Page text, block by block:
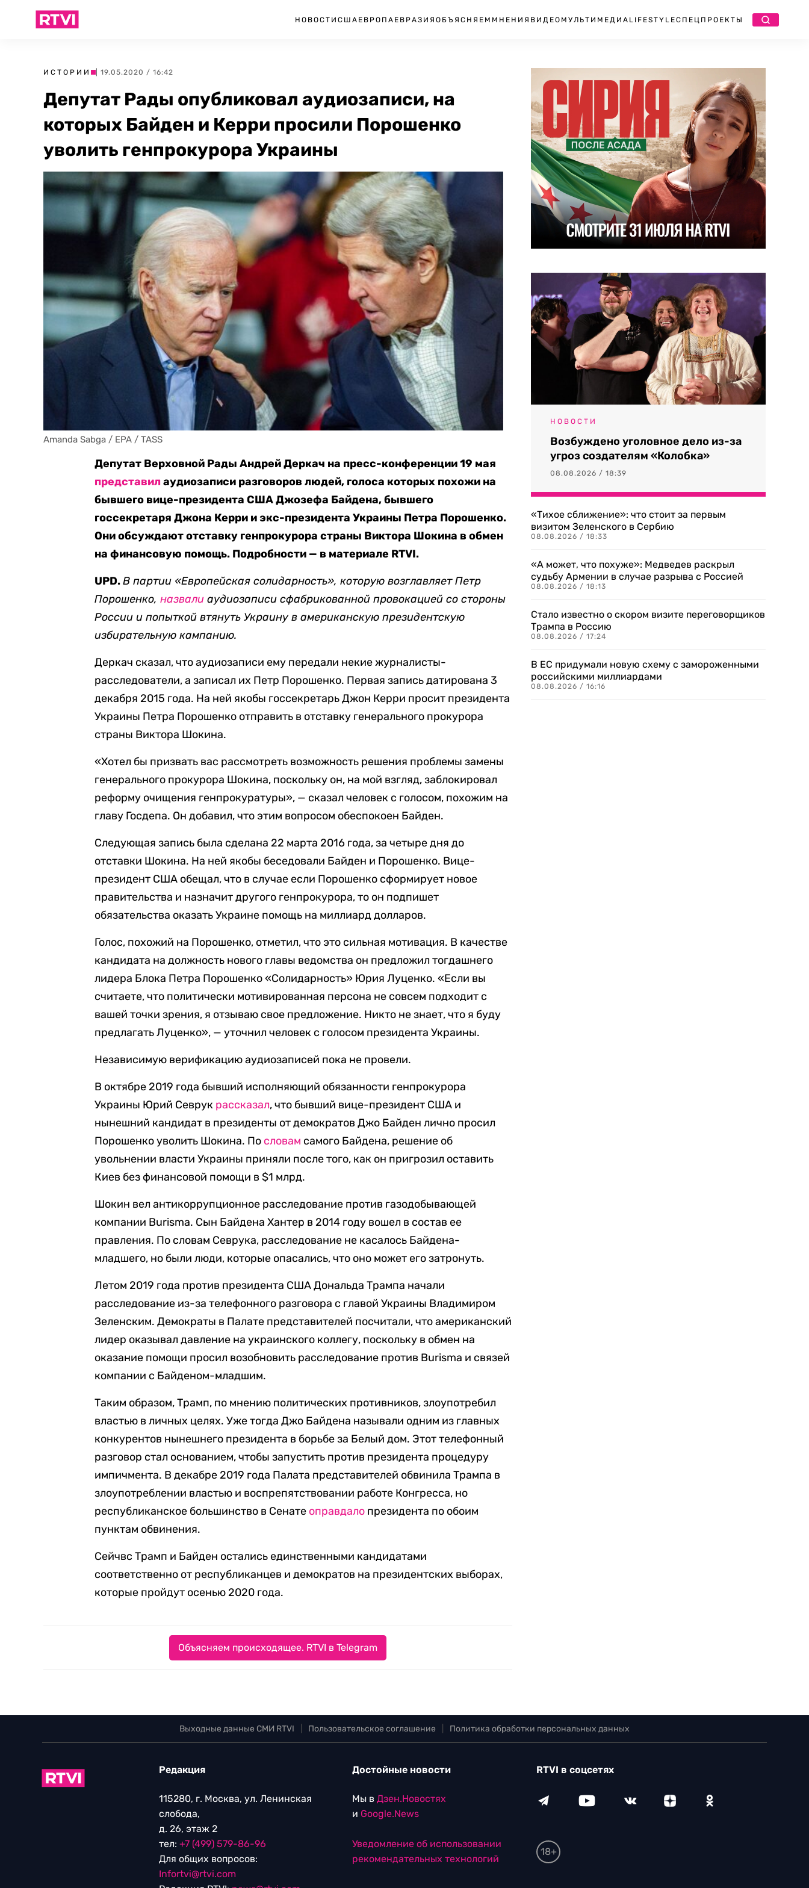
НОВОСТИ США ЕВРОПА ЕВРАЗИЯ ОБЪЯСНЯЕМ МНЕНИЯ ВИДЕО МУЛЬТИМЕДИА LIFESTYLEСПЕЦПРОЕКТЫ
ИСТОРИИ | 19.05.2020 / 16:42
Депутат Рады опубликовал аудиозаписи, на
которых Байден и Керри просили Порошенко
уволить генпрокурора Украины
Amanda Sabga / EPA / TASS
Депутат Верховной Рады Андрей Деркач на пресс-конференции 19 мая
представилаудиозаписи разговоров людей, голоса которых похожи на
бывшего вице-президента США Джозефа Байдена, бывшего
госсекретаря Джона Керри и экс-президента Украины Петра Порошенко.
Они обсуждают отставку генпрокурора страны Виктора Шокина в обмен
на финансовую помощь. Подробности — в материале RTVI.
UPD. В партии «Европейская солидарность», которую возглавляет Петр
Порошенко,назвали аудиозаписи сфабрикованной провокацией со стороны
России и попыткой втянуть Украину в американскую президентскую
избирательную кампанию.
Деркач сказал, что аудиозаписи ему передали некие журналисты-
расследователи, а записал их Петр Порошенко. Первая запись датирована 3
декабря 2015 года. На ней якобы госсекретарь Джон Керри просит президента
Украины Петра Порошенко отправить в отставку генерального прокурора
страны Виктора Шокина.
«Хотел бы призвать вас рассмотреть возможность решения проблемы замены
генерального прокурора Шокина, поскольку он, на мой взгляд, заблокировал
реформу очищения генпрокуратуры», — сказал человек с голосом, похожим на
главу Госдепа. Он добавил, что этим вопросом обеспокоен Байден.
Следующая запись была сделана 22 марта 2016 года, за четыре дня до
отставки Шокина. На ней якобы беседовали Байден и Порошенко. Вице-
президент США обещал, что в случае если Порошенко сформирует новое
правительства и назначит другого генпрокурора, то он подпишет
обязательства оказать Украине помощь на миллиард долларов.
Голос, похожий на Порошенко, отметил, что это сильная мотивация. В качестве
кандидата на должность нового главы ведомства он предложил тогдашнего
лидера Блока Петра Порошенко «Солидарность» Юрия Луценко. «Если вы
считаете, что политически мотивированная персона не совсем подходит с
вашей точки зрения, я отзываю свое предложение. Никто не знает, что я буду
предлагать Луценко», — уточнил человек с голосом президента Украины.
Независимую верификацию аудиозаписей пока не провели.
В октябре 2019 года бывший исполняющий обязанности генпрокурора
Украины Юрий Севрук рассказал, что бывший вице-президент США и
нынешний кандидат в президенты от демократов Джо Байден лично просил
Порошенко уволить Шокина. По словам самого Байдена, решение об
увольнении власти Украины приняли после того, как он пригрозил оставить
Киев без финансовой помощи в $1 млрд.
Шокин вел антикоррупционное расследование против газодобывающей
компании Burisma. Сын Байдена Хантер в 2014 году вошел в состав ее
правления. По словам Севрука, расследование не касалось Байдена-
младшего, но были люди, которые опасались, что оно может его затронуть.
Летом 2019 года против президента США Дональда Трампа начали
расследование из-за телефонного разговора с главой Украины Владимиром
Зеленским. Демократы в Палате представителей посчитали, что американский
лидер оказывал давление на украинского коллегу, поскольку в обмен на
оказание помощи просил возобновить расследование против Burisma и связей
компании с Байденом-младшим.
Таким образом, Трамп, по мнению политических противников, злоупотребил
властью в личных целях. Уже тогда Джо Байдена называли одним из главных
конкурентов нынешнего президента в борьбе за Белый дом. Этот телефонный
разговор стал основанием, чтобы запустить против президента процедуру
импичмента. В декабре 2019 года Палата представителей обвинила Трампа в
злоупотреблении властью и воспрепятствовании работе Конгресса, но
республиканское большинство в Сенате оправдало президента по обоим
пунктам обвинения.
Сейчвс Трамп и Байден остались единственными кандидатами
соответственно от республиканцев и демократов на президентских выборах,
которые пройдут осенью 2020 года.
Объясняем происходящее. RTVI в Telegram
НОВОСТИ
Возбуждено уголовное дело из-за
угроз создателям «Колобка»
08.08.2026 / 18:39
«Тихое сближение»: что стоит за первым
визитом Зеленского в Сербию
08.08.2026 / 18:33
«А может, что похуже»: Медведев раскрыл
судьбу Армении в случае разрыва с Россией
08.08.2026 / 18:13
Стало известно о скором визите переговорщиков
Трампа в Россию
08.08.2026 / 17:24
В ЕС придумали новую схему с замороженными
российскими миллиардами
08.08.2026 / 16:16
Выходные данные СМИ RTVI Пользовательское соглашение Политика обработки персональных данных
Редакция
115280, г. Москва, ул. Ленинская
слобода,
д. 26, этаж 2
тел: +7 (499) 579-86-96
Для общих вопросов:
Infortvi@rtvi.com
Достойные новости
Мы в Дзен.Новостях
и Google.News
Уведомление об использовании
рекомендательных технологий
RTVI в соцсетях
18+